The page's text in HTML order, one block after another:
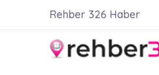
Rehber 326 Haber